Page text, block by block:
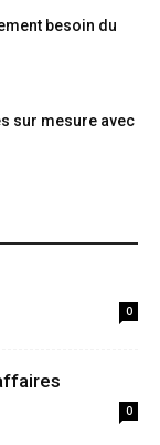
besoin du
sur mesure avec
0
0